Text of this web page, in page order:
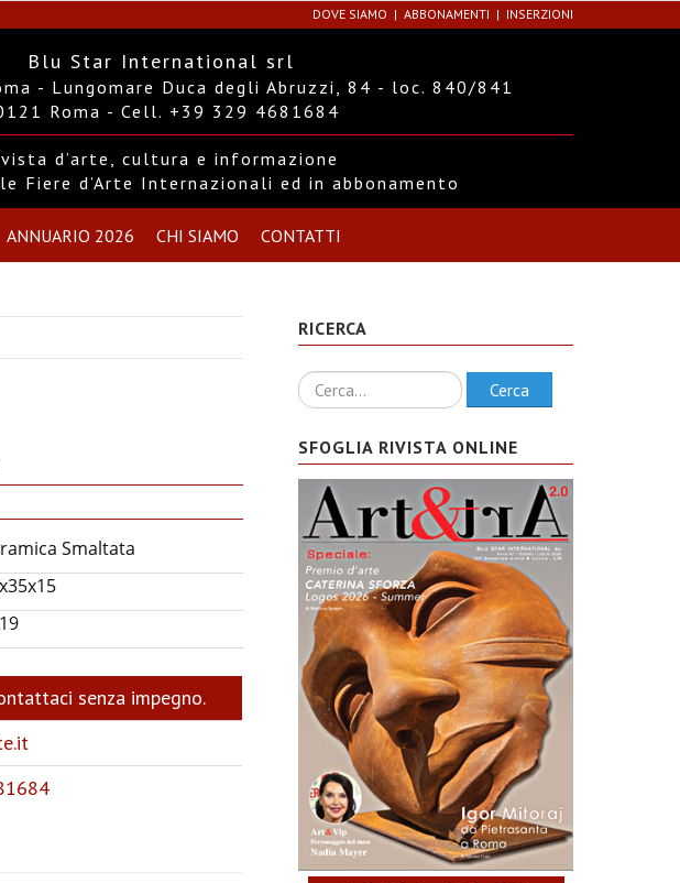
DOVE SIAMO ABBONAMENTI INSERZIONI
Blu Star International srl
- Lungomare Duca degli Abruzzi, 84 - loc. 840/841
Roma - Cell. +39 329 4681684
d’arte, cultura e informazione
Fiere d’Arte Internazionali ed in abbonamento
ANNUARIO 2026 CHI SIAMO CONTATTI
Smaltata
senza impegno.
RICERCA
Ricerca Cerca
SFOGLIA RIVISTA ONLINE